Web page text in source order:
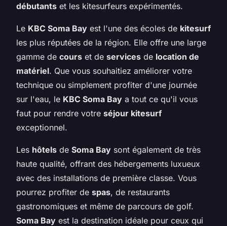
débutants et les kitesurfeurs expérimentés.
Le KBC Soma Bay est l'une des écoles de kitesurf
les plus réputées de la région. Elle offre une large
gamme de cours et de services de location de
matériel. Que vous souhaitiez améliorer votre
technique ou simplement profiter d'une journée
sur l'eau, le KBC Soma Bay a tout ce qu'il vous
faut pour rendre votre séjour kitesurf
exceptionnel.
Les hôtels de Soma Bay sont également de très
haute qualité, offrant des hébergements luxueux
avec des installations de première classe. Vous
pourrez profiter de spas, de restaurants
gastronomiques et même de parcours de golf.
Soma Bay est la destination idéale pour ceux qui